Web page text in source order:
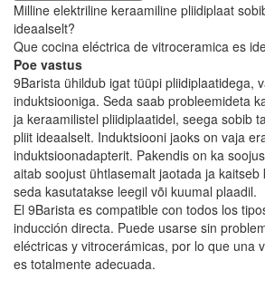
Milline elektriline keraamiline pliidiplaat
ideaalselt?
Que cocina eléctrica de vitroceramica es
Poe vastus
9Barista ühildub igat tüüpi pliidiplaatidega,
induktsiooniga. Seda saab probleemideta
ja keraamilistel pliidiplaatidel, seega sobib
pliit ideaalselt. Induktsiooni jaoks on vaja
induktsioonadapterit. Pakendis on ka
aitab soojust ühtlasemalt jaotada ja
seda kasutatakse leegil või kuumal plaadil.
El 9Barista es compatible con todos los
inducción directa. Puede usarse sin
eléctricas y vitrocerámicas, por lo que una
es totalmente adecuada.